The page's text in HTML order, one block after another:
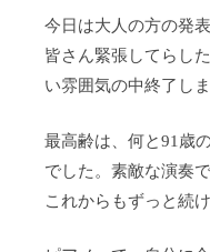
今日は大人の方の発表
皆さん緊張してらし
い雰囲気の中終了し
最高齢は、何と91歳
でした。素敵な演奏
これからもずっと続